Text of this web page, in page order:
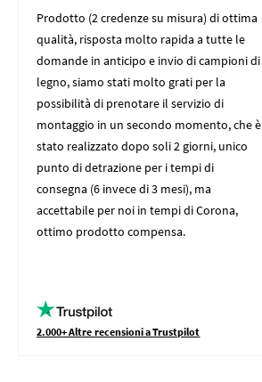
Prodotto (2 credenze su misura) di ottima
qualità, risposta molto rapida a tutte le
domande in anticipo e invio di campioni di
legno, siamo stati molto grati per la
possibilità di prenotare il servizio di
montaggio in un secondo momento, che è
stato realizzato dopo soli 2 giorni, unico
punto di detrazione per i tempi di
consegna (6 invece di 3 mesi), ma
accettabile per noi in tempi di Corona,
ottimo prodotto compensa.
2.000+ Altre recensioni a Trustpilot